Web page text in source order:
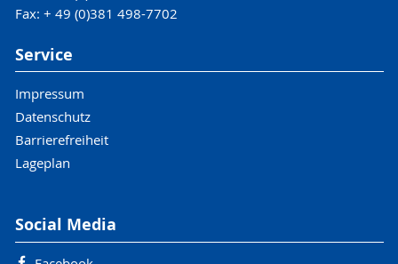
Fax: + 49 (0)381 498-7702
Service
Impressum
Datenschutz
Barrierefreiheit
Lageplan
Social Media